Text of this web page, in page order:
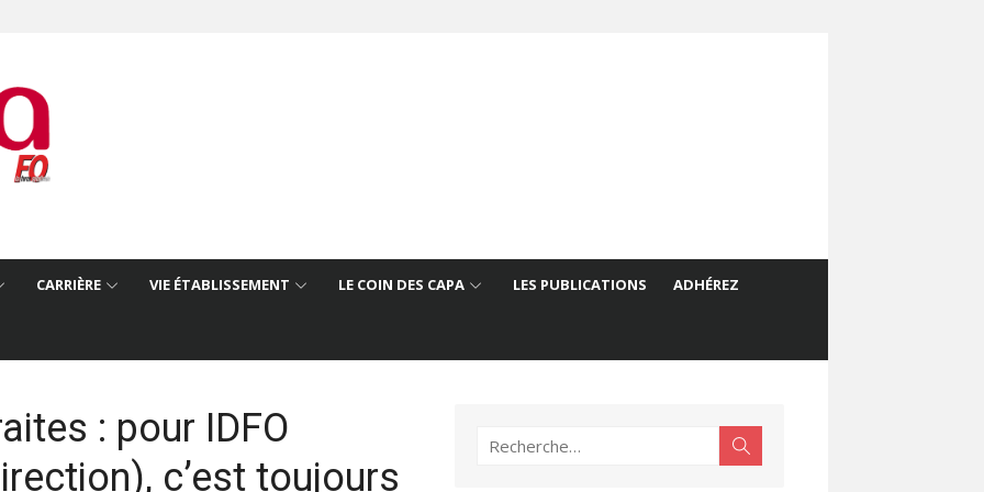
CARRIÈRE VIE ÉTABLISSEMENT LE COIN DES CAPA LES PUBLICATIONS ADHÉREZ
: pour IDFO
c’est toujours
Recherche